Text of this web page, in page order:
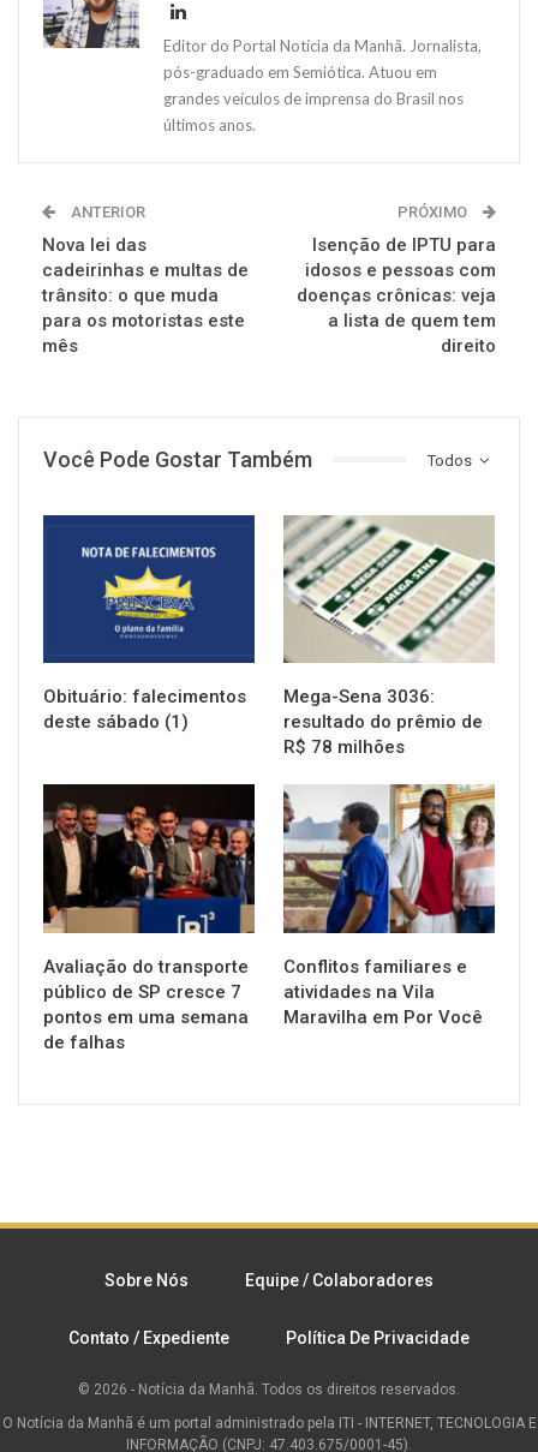
Editor do Portal Notícia da Manhã. Jornalista,
pós-graduado em Semiótica. Atuou em
grandes veículos de imprensa do Brasil nos
últimos anos.
ANTERIOR
Nova lei das
cadeirinhas e multas de
trânsito: o que muda
para os motoristas este
mês
PRÓXIMO
Isenção de IPTU para
idosos e pessoas com
doenças crônicas: veja
a lista de quem tem
direito
Todos
Você Pode Gostar Também
Obituário: falecimentos
deste sábado (1)
NOTÍCIAS
Mega-Sena 3036:
resultado do prêmio de
R$ 78 milhões
NOTÍCIAS
Avaliação do transporte
público de SP cresce 7
pontos em uma semana
de falhas
NOTÍCIAS
Conflitos familiares e
atividades na Vila
Maravilha em Por Você
Sobre Nós Equipe / Colaboradores
Contato / Expediente Política De Privacidade
© 2026 - Notícia da Manhã. Todos os direitos reservados.
O Notícia da Manhã é um portal administrado pela ITI - INTERNET, TECNOLOGIA E
INFORMAÇÃO (CNPJ: 47.403.675/0001-45).